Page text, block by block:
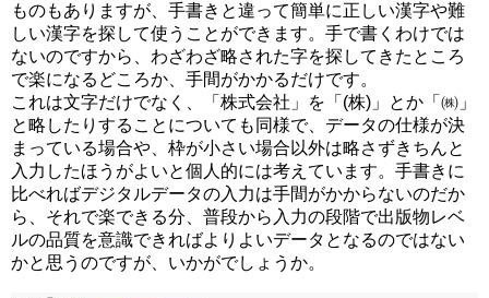
ものもありますが、手書きと違って簡単に正しい漢字や難
しい漢字を探して使うことができます。手で書くわけでは
ないのですから、わざわざ略された字を探してきたところ
で楽になるどころか、手間がかかるだけです。
これは文字だけでなく、「株式会社」を「(株)」とか「㈱」
と略したりすることについても同様で、データの仕様が決
まっている場合や、枠が小さい場合以外は略さずきちんと
入力したほうがよいと個人的には考えています。手書きに
比べればデジタルデータの入力は手間がかからないのだか
ら、それで楽できる分、普段から入力の段階で出版物レベ
ルの品質を意識できればよりよいデータとなるのではない
かと思うのですが、いかがでしょうか。